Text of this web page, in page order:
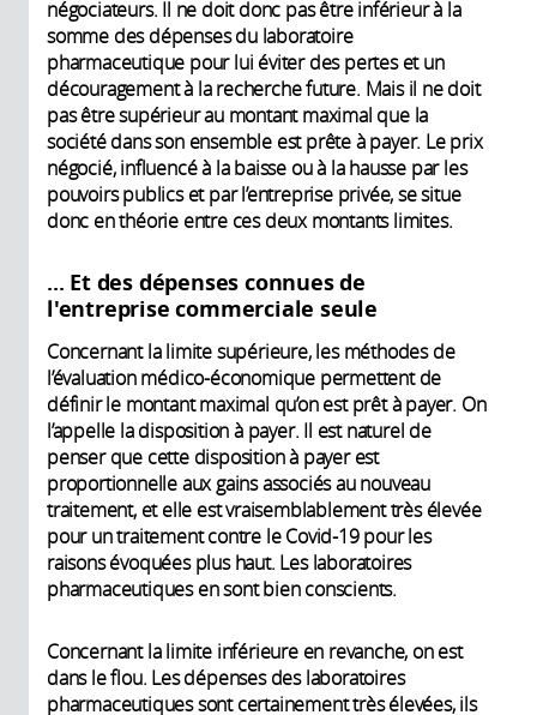
négociateurs. Il ne doit donc pas être inférieur à la
somme des dépenses du laboratoire
pharmaceutique pour lui éviter des pertes et un
découragement à la recherche future. Mais il ne doit
pas être supérieur au montant maximal que la
société dans son ensemble est prête à payer. Le prix
négocié, influencé à la baisse ou à la hausse par les
pouvoirs publics et par l’entreprise privée, se situe
donc en théorie entre ces deux montants limites.
... Et des dépenses connues de
l'entreprise commerciale seule
Concernant la limite supérieure, les méthodes de
l’évaluation médico-économique permettent de
définir le montant maximal qu’on est prêt à payer. On
l’appelle la disposition à payer. Il est naturel de
penser que cette disposition à payer est
proportionnelle aux gains associés au nouveau
traitement, et elle est vraisemblablement très élevée
pour un traitement contre le Covid-19 pour les
raisons évoquées plus haut. Les laboratoires
pharmaceutiques en sont bien conscients.
Concernant la limite inférieure en revanche, on est
dans le flou. Les dépenses des laboratoires
pharmaceutiques sont certainement très élevées, ils